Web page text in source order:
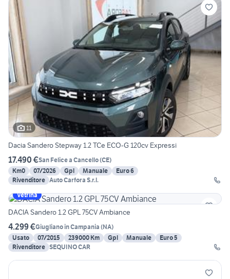
11
Dacia Sandero Stepway 1.2 TCe ECO-G 120cv Expressi
17.490 €San Felice a Cancello(CE)
Km0
07/2026 Gpl Manuale
Euro 6
Rivenditore Auto Carfora S.r.l.
Vetrina
DACIA Sandero 1.2 GPL 75CV Ambiance
4.299 €Giugliano in Campania (NA)
Usato
07/2015 239000 Km Gpl Manuale
Euro 5
Rivenditore SEQUINO CAR